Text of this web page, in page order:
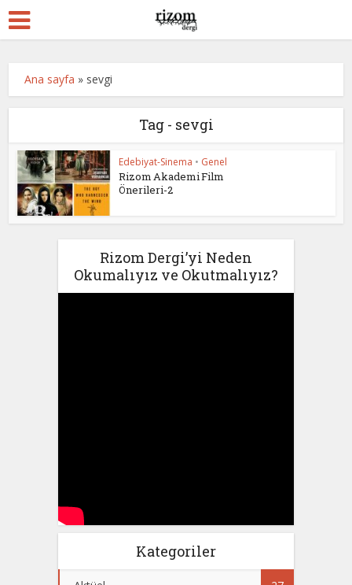
Ana sayfa » sevgi
Tag - sevgi
Edebiyat-Sinema • Genel
Rizom Akademi Film
Önerileri-2
Rizom Dergi’yi Neden
Okumalıyız ve Okutmalıyız?
Kategoriler